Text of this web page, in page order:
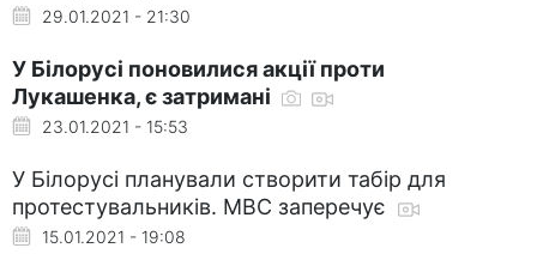
29.01.2021 - 21:30
У Білорусі поновилися акції проти
Лукашенка, є затримані
23.01.2021 - 15:53
У Білорусі планували створити табір для
протестувальників. МВС заперечує
15.01.2021 - 19:08